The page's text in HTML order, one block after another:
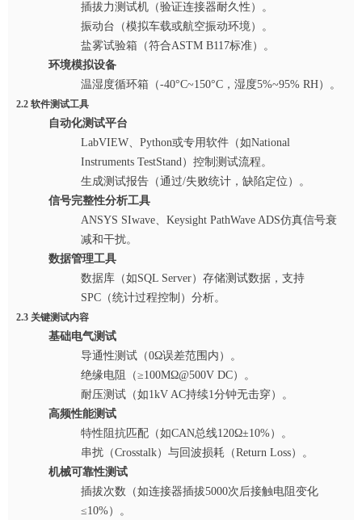
插拔力测试机（验证连接器耐久性）。
振动台（模拟车载或航空振动环境）。
盐雾试验箱（符合ASTM B117标准）。
环境模拟设备
温湿度循环箱（-40°C~150°C，湿度5%~95% RH）。
2.2 软件测试工具
自动化测试平台
LabVIEW、Python或专用软件（如National
Instruments TestStand）控制测试流程。
生成测试报告（通过/失败统计，缺陷定位）。
信号完整性分析工具
ANSYS SIwave、Keysight PathWave ADS仿真信号衰
减和干扰。
数据管理工具
数据库（如SQL Server）存储测试数据，支持
SPC（统计过程控制）分析。
2.3 关键测试内容
基础电气测试
导通性测试（0Ω误差范围内）。
绝缘电阻（≥100MΩ@500V DC）。
耐压测试（如1kV AC持续1分钟无击穿）。
高频性能测试
特性阻抗匹配（如CAN总线120Ω±10%）。
串扰（Crosstalk）与回波损耗（Return Loss）。
机械可靠性测试
插拔次数（如连接器插拔5000次后接触电阻变化
≤10%）。